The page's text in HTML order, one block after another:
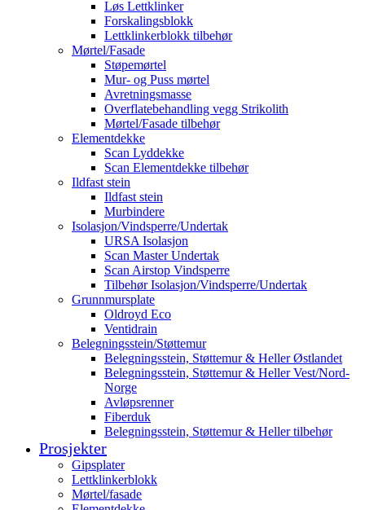
Løs Lettklinker
Forskalingsblokk
Lettklinkerblokk tilbehør
Mørtel/Fasade
Støpemørtel
Mur- og Puss mørtel
Avretningsmasse
Overflatebehandling vegg Strikolith
Mørtel/Fasade tilbehør
Elementdekke
Scan Lyddekke
Scan Elementdekke tilbehør
Ildfast stein
Ildfast stein
Murbindere
Isolasjon/Vindsperre/Undertak
URSA Isolasjon
Scan Master Undertak
Scan Airstop Vindsperre
Tilbehør Isolasjon/Vindsperre/Undertak
Grunnmursplate
Oldroyd Eco
Ventidrain
Belegningsstein/Støttemur
Belegningsstein, Støttemur & Heller Østlandet
Belegningsstein, Støttemur & Heller Vest/Nord-
Norge
Avløpsrenner
Fiberduk
Belegningsstein, Støttemur & Heller tilbehør
Prosjekter
Gipsplater
Lettklinkerblokk
Mørtel/fasade